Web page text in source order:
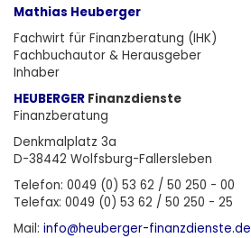
Mathias Heuberger
Fachwirt für Finanzberatung (IHK)
Fachbuchautor & Herausgeber
Inhaber
HEUBERGER Finanzdienste
Finanzberatung
Denkmalplatz 3a
D-38442 Wolfsburg-Fallersleben
Telefon: 0049 (0) 53 62 / 50 250 - 00
Telefax: 0049 (0) 53 62 / 50 250 - 25
Mail: info@heuberger-finanzdienste.de